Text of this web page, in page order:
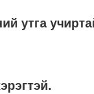
утга